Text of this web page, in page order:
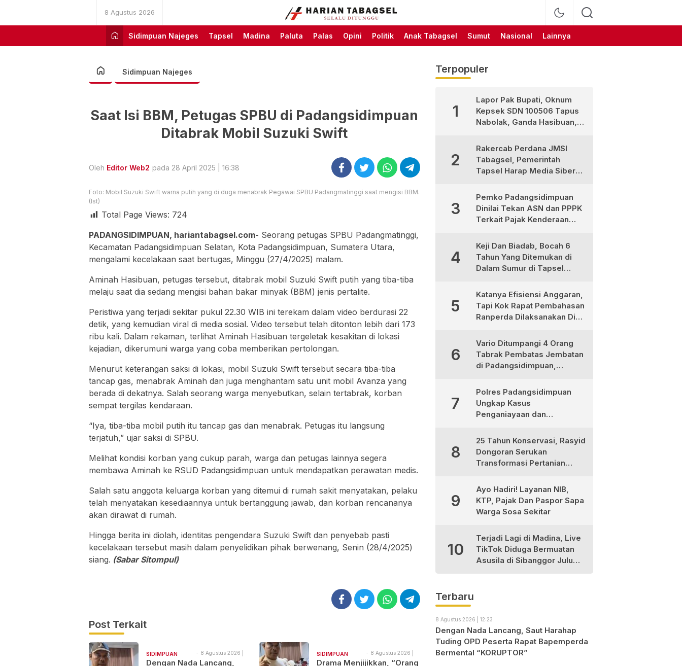
8 Agustus 2026
Harian Tabagsel
Harian Tabagsel Official
Website
Sidimpuan Najeges
Tapsel Madina Paluta Palas Opini Politik Anak Tabagsel Sumut Nasional Lainnya
Sidimpuan Najeges
Saat Isi BBM, Petugas SPBU di Padangsidimpuan
Ditabrak Mobil Suzuki Swift
Oleh Editor Web2 pada 28 April 2025 | 16:38
Foto: Mobil Suzuki Swift warna putih yang di duga menabrak Pegawai SPBU Padangmatinggi saat mengisi BBM.
(Ist)
Total Page Views: 724
PADANGSIDIMPUAN, hariantabagsel.com- Seorang petugas SPBU Padangmatinggi,
Kecamatan Padangsidimpuan Selatan, Kota Padangsidimpuan, Sumatera Utara,
mengalami kecelakaan saat bertugas, Minggu (27/4/2025) malam.
Aminah Hasibuan, petugas tersebut, ditabrak mobil Suzuki Swift putih yang tiba-tiba
melaju saat dia sedang mengisi bahan bakar minyak (BBM) jenis pertalite.
Peristiwa yang terjadi sekitar pukul 22.30 WIB ini terekam dalam video berdurasi 22
detik, yang kemudian viral di media sosial. Video tersebut telah ditonton lebih dari 173
ribu kali. Dalam rekaman, terlihat Aminah Hasibuan tergeletak kesakitan di lokasi
kejadian, dikerumuni warga yang coba memberikan pertolongan.
Menurut keterangan saksi di lokasi, mobil Suzuki Swift tersebut secara tiba-tiba
tancap gas, menabrak Aminah dan juga menghantam satu unit mobil Avanza yang
berada di dekatnya. Salah seorang warga menyebutkan, selain tertabrak, korban
sempat tergilas kendaraan.
“Iya, tiba-tiba mobil putih itu tancap gas dan menabrak. Petugas itu langsung
terjatuh,” ujar saksi di SPBU.
Melihat kondisi korban yang cukup parah, warga dan petugas lainnya segera
membawa Aminah ke RSUD Padangsidimpuan untuk mendapatkan perawatan medis.
Salah satu anggota keluarga korban yang ditemui di rumah sakit menyatakan, pelaku
telah menyatakan kesediaannya untuk bertanggung jawab, dan korban rencananya
akan dirawat di rumah.
Hingga berita ini diolah, identitas pengendara Suzuki Swift dan penyebab pasti
kecelakaan tersebut masih dalam penyelidikan pihak berwenang, Senin (28/4/2025)
siang. (Sabar Sitompul)
Post Terkait
SIDIMPUAN
NAJEGES
8 Agustus 2026 |
12:23
Dengan Nada Lancang,
SIDIMPUAN
NAJEGES
8 Agustus 2026 |
06:18
Drama Menjijikkan, “Orang
Terpopuler
1
Lapor Pak Bupati, Oknum
Kepsek SDN 100506 Tapus
Nabolak, Ganda Hasibuan,
Siswa Protes
2
Rakercab Perdana JMSI
Tabagsel, Pemerintah
Tapsel Harap Media Siber
Pembangunan
3
Pemko Padangsidimpuan
Dinilai Tekan ASN dan PPPK
Terkait Pajak Kenderaan
4
Keji Dan Biadab, Bocah 6
Tahun Yang Ditemukan di
Dalam Sumur di Tapsel
Pembunuhan, Pelaku
Berhasil di Bekuk Polisi
5
Katanya Efisiensi Anggaran,
Tapi Kok Rapat Pembahasan
Ranperda Dilaksanakan Di
6
Vario Ditumpangi 4 Orang
Tabrak Pembatas Jembatan
di Padangsidimpuan,
7
Polres Padangsidimpuan
Ungkap Kasus
Penganiayaan dan
Diamankan
8
25 Tahun Konservasi, Rasyid
Dongoran Serukan
Transformasi Pertanian
9
Ayo Hadiri! Layanan NIB,
KTP, Pajak Dan Paspor Sapa
Warga Sosa Sekitar
10
Terjadi Lagi di Madina, Live
TikTok Diduga Bermuatan
Asusila di Sibanggor Julu
Terbaru
8 Agustus 2026 | 12:23
Dengan Nada Lancang, Saut Harahap
Tuding OPD Peserta Rapat Bapemperda
Bermental “KORUPTOR”